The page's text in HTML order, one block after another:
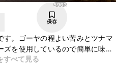
5963
保存
す。ゴーヤの程よい苦みとツナマ
を使用しているので簡単に味が
よ。おつまみにもおすすめです。
すべて見る